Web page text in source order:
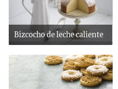
Bizcocho de leche caliente